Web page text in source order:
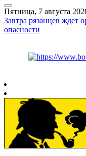
Пятница, 7 августа
Завтра рязанцев ждет
опасности